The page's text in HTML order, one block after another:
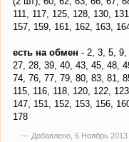
111, 117, 125, 128, 130,
157, 159, 161, 162, 163,
есть на обмен - 2, 3, 5, 9,
27, 28, 39, 40, 43, 45, 48,
74, 76, 77, 79, 80, 83, 81,
115, 116, 118, 120, 122,
147, 151, 152, 153, 156,
178
--- Добавлено, 6 Ноябрь 2013